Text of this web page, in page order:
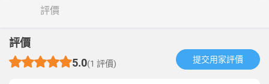
評價
評價
5.0(1 評價) 提交用家評價​